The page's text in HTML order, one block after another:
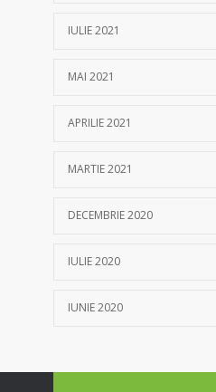
IULIE 2021
MAI 2021
APRILIE 2021
MARTIE 2021
DECEMBRIE 2020
IULIE 2020
IUNIE 2020